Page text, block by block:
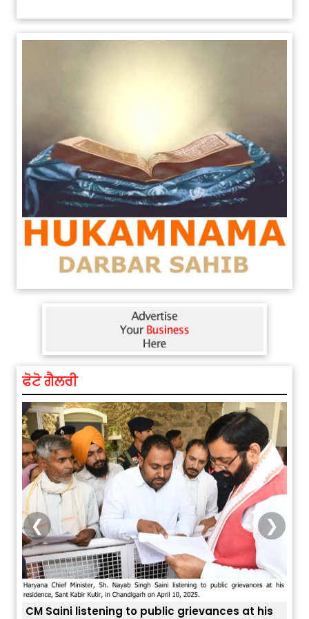
ਫੋਟੋ ਗੈਲਰੀ
❮ ❯